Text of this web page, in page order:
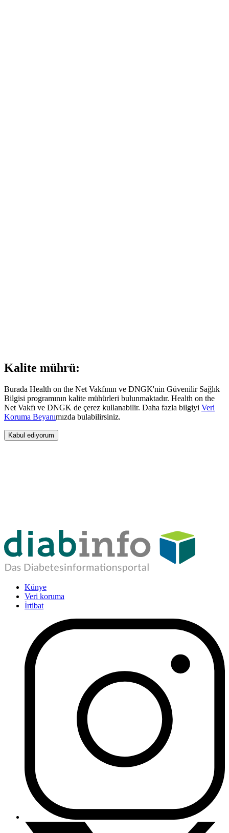
Kalite mührü:
Burada Health on the Net Vakfının ve DNGK'nin Güvenilir Sağlık
Bilgisi programının kalite mühürleri bulunmaktadır. Health on the
Net Vakfı ve DNGK de çerez kullanabilir. Daha fazla bilgiyi Veri
Koruma Beyanımızda bulabilirsiniz.
Kabul ediyorum
Künye
Veri koruma
İrtibat